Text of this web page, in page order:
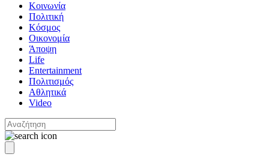
Κοινωνία
Πολιτική
Κόσμος
Οικονομία
Άποψη
Life
Entertainment
Πολιτισμός
Αθλητικά
Video